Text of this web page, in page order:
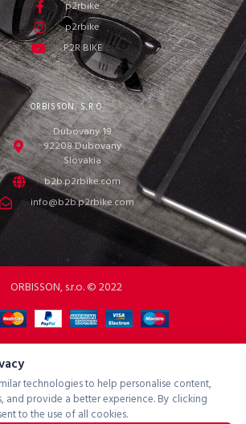
ORBISSON, S.R.O
Dubovany 19
92208 Dubovany
Slovakia
b2b.p2rbike.com
info@b2b.p2rbike.com
p2rbike
p2rbike
P2R BIKE
ORBISSON, s.r.o. © 2022
technologies to help personalise content,
and provide a better experience. By clicking
to the use of all cookies.